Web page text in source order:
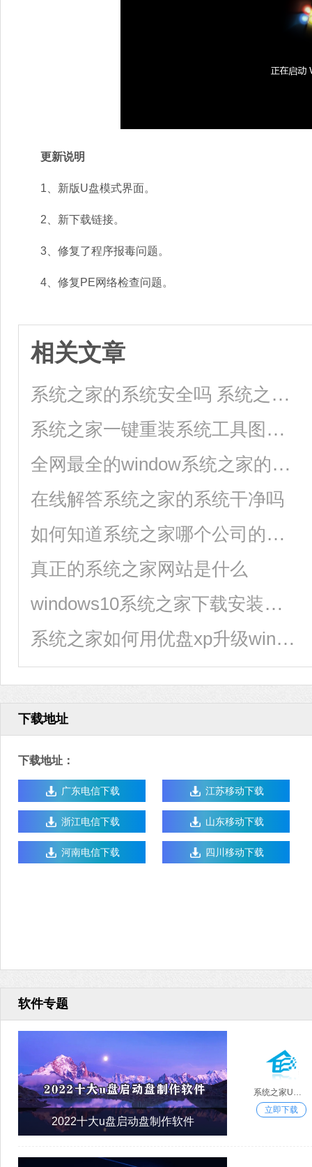
更新说明
1、新版U盘模式界面。
2、新下载链接。
3、修复了程序报毒问题。
4、修复PE网络检查问题。
相关文章
系统之家的系统安全吗 系统之家的系统安全吗使用心得
系统之家一键重装系统工具图文详解教程
全网最全的window系统之家的使用教程
在线解答系统之家的系统干净吗
如何知道系统之家哪个公司的系统好
真正的系统之家网站是什么
windows10系统之家下载安装图文教程
系统之家如何用优盘xp升级win7_系统之家用优盘xp升级win7的方法步骤教程
下载地址
下载地址：
广东电信下载 江苏移动下载
浙江电信下载 山东移动下载
河南电信下载 四川移动下载
软件专题
2022十大u盘启动盘制作软件
系统之家U盘重装系统
立即下载